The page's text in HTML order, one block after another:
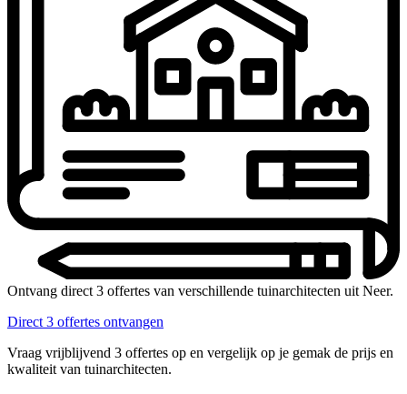
Ontvang direct 3 offertes van verschillende tuinarchitecten uit Neer.
Direct 3 offertes ontvangen
Vraag vrijblijvend 3 offertes op en vergelijk op je gemak de prijs en
kwaliteit van tuinarchitecten.